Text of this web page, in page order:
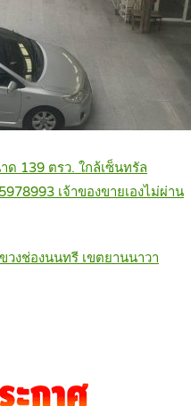
139 ตรว. ใกล้เซ็นทรัล
เจ้าของขายเองไม่ผ่าน
งช่องนนทรี เขตยานนาวา